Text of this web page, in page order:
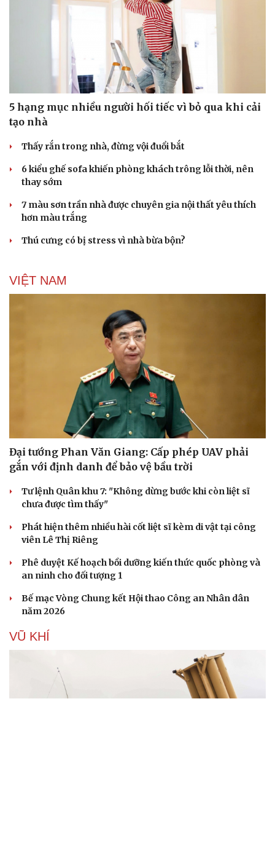
5 hạng mục nhiều người hối tiếc vì bỏ qua khi cải
tạo nhà
Thấy rắn trong nhà, đừng vội đuổi bắt
6 kiểu ghế sofa khiến phòng khách trông lỗi thời, nên
thay sớm
7 màu sơn trần nhà được chuyên gia nội thất yêu thích
hơn màu trắng
Thú cưng có bị stress vì nhà bừa bộn?
VIỆT NAM
Đại tướng Phan Văn Giang: Cấp phép UAV phải
gắn với định danh để bảo vệ bầu trời
Tư lệnh Quân khu 7: "Không dừng bước khi còn liệt sĩ
chưa được tìm thấy"
Phát hiện thêm nhiều hài cốt liệt sĩ kèm di vật tại công
viên Lê Thị Riêng
Phê duyệt Kế hoạch bồi dưỡng kiến thức quốc phòng và
an ninh cho đối tượng 1
Bế mạc Vòng Chung kết Hội thao Công an Nhân dân
năm 2026
VŨ KHÍ